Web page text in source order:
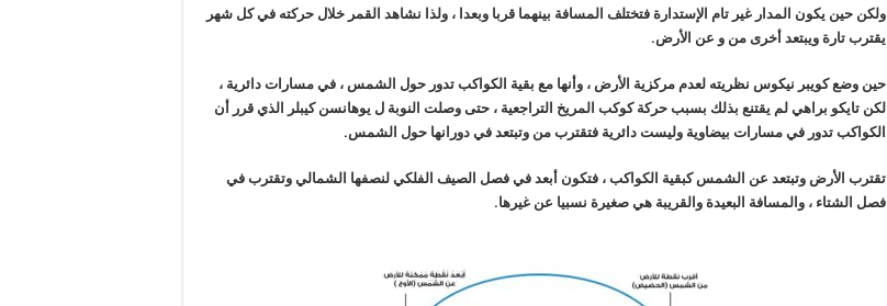
ولكن حين يكون المدار غير تام الإستدارة فتختلف المسافة بينهما قربا وبعدا ، ولذا نشاهد القمر خلال حركته في كل شهر
يقترب تارة ويبتعد أخرى من و عن الأرض.
حين وضع كويبر نيكوس نظريته لعدم مركزية الأرض ، وأنها مع بقية الكواكب تدور حول الشمس ، في مسارات دائرية ،
لكن تايكو براهي لم يقتنع بذلك بسبب حركة كوكب المريخ التراجعية ، حتى وصلت النوبة ل يوهانسن كيبلر الذي قرر أن
الكواكب تدور في مسارات بيضاوية وليست دائرية فتقترب من وتبتعد في دورانها حول الشمس.
تقترب الأرض وتبتعد عن الشمس كبقية الكواكب ، فتكون أبعد في فصل الصيف الفلكي لنصفها الشمالي وتقترب في
فصل الشتاء ، والمسافة البعيدة والقريبة هي صغيرة نسبيا عن غيرها.